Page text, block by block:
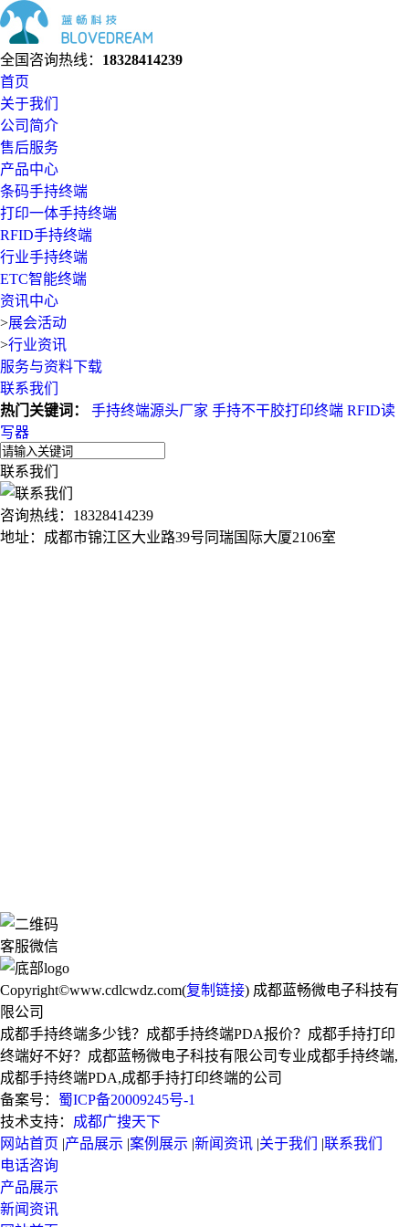
全国咨询热线： 18328414239
首页
关于我们
公司简介
售后服务
产品中心
条码手持终端
打印一体手持终端
RFID手持终端
行业手持终端
ETC智能终端
资讯中心
>展会活动
>行业资讯
服务与资料下载
联系我们
热门关键词：
手持终端源头厂家 手持不干胶打印终端 RFID读
写器
联系我们
咨询热线：18328414239
地址：成都市锦江区大业路39号同瑞国际大厦2106室
客服微信
Copyright©www.cdlcwdz.com(复制链接) 成都蓝畅微电子科技有
限公司
成都手持终端多少钱？成都手持终端PDA报价？成都手持打印
终端好不好？成都蓝畅微电子科技有限公司专业成都手持终端,
成都手持终端PDA,成都手持打印终端的公司
备案号： 蜀ICP备20009245号-1
技术支持： 成都广搜天下
网站首页 |产品展示 |案例展示 |新闻资讯 |关于我们 |联系我们
电话咨询
产品展示
新闻资讯